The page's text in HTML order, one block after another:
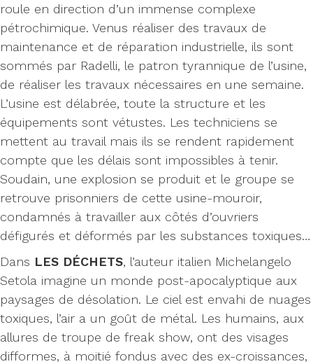
roule en direction d’un immense complexe
pétrochimique. Venus réaliser des travaux de
maintenance et de réparation industrielle, ils sont
sommés par Radelli, le patron tyrannique de l’usine,
de réaliser les travaux nécessaires en une semaine.
L’usine est délabrée, toute la structure et les
équipements sont vétustes. Les techniciens se
mettent au travail mais ils se rendent rapidement
compte que les délais sont impossibles à tenir.
Soudain, une explosion se produit et le groupe se
retrouve prisonniers de cette usine-mouroir,
condamnés à travailler aux côtés d’ouvriers
défigurés et déformés par les substances toxiques…
Dans LES DÉCHETS, l’auteur italien Michelangelo
Setola imagine un monde post-apocalyptique aux
paysages de désolation. Le ciel est envahi de nuages
toxiques, l’air a un goût de métal. Les humains, aux
allures de troupe de freak show, ont des visages
difformes, à moitié fondus avec des ex-croissances,